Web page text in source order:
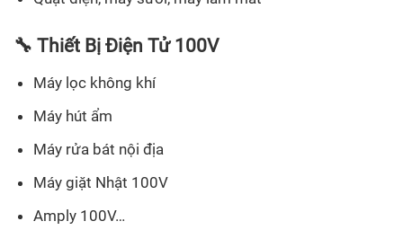
🔧 Thiết Bị Điện Tử 100V
Máy lọc không khí
Máy hút ẩm
Máy rửa bát nội địa
Máy giặt Nhật 100V
Amply 100V…